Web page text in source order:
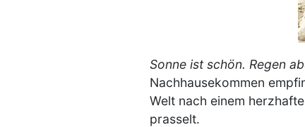
Sonne ist schön. Regen
Nachhausekommen
Welt nach einem
prasselt.